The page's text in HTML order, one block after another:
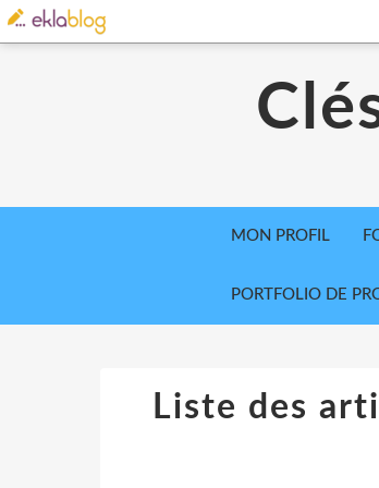
MON PROFIL
PORTFOLIO DE
Liste des